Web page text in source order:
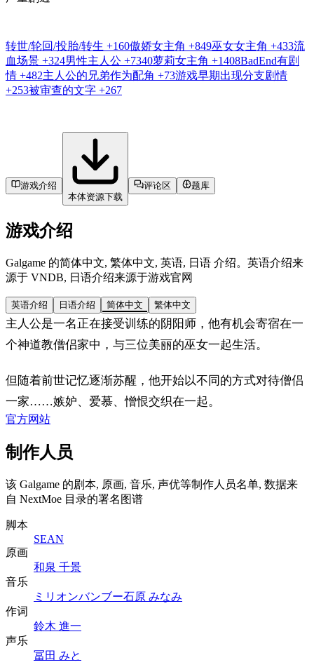
转世/轮回/投胎/转生 +160傲娇女主角 +849巫女女主角 +433流
血场景 +324男性主人公 +7340萝莉女主角 +1408BadEnd有剧
情 +482主人公的兄弟作为配角 +73游戏早期出现分支剧情
+253被审查的文字 +267
游戏介绍
本体资源下载
评论区 题库
游戏介绍
Galgame 的简体中文, 繁体中文, 英语, 日语 介绍。英语介绍来
源于 VNDB, 日语介绍来源于游戏官网
英语介绍 日语介绍 简体中文 繁体中文
主人公是一名正在接受训练的阴阳师，他有机会寄宿在一
个神道教僧侣家中，与三位美丽的巫女一起生活。
但随着前世记忆逐渐苏醒，他开始以不同的方式对待僧侣
一家……嫉妒、爱慕、憎恨交织在一起。
官方网站
制作人员
该 Galgame 的剧本, 原画, 音乐, 声优等制作人员名单, 数据来
自 NextMoe 目录的署名图谱
脚本
SEAN
原画
和泉 千景
音乐
ミリオンバンブー石原 みなみ
作词
鈴木 進一
声乐
冨田 みと